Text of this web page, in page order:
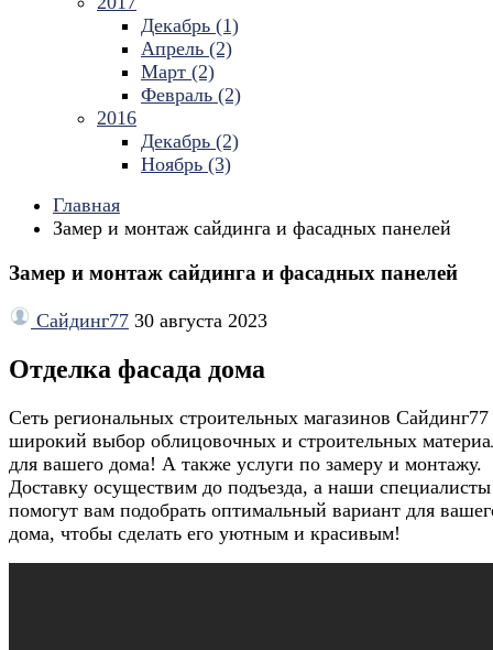
Декабрь (1)
Апрель (2)
Март (2)
Февраль (2)
2016
Декабрь (2)
Ноябрь (3)
Главная
Замер и монтаж сайдинга и фасадных панелей
Замер и монтаж сайдинга и фасадных панелей
Сайдинг77 30 августа 2023
Отделка фасада дома
Сеть региональных строительных магазинов Сайдинг77
широкий выбор облицовочных и строительных
для вашего дома! А также услуги по замеру и монтажу.
Доставку осуществим до подъезда, а наши специалисты
помогут вам подобрать оптимальный вариант для
дома, чтобы сделать его уютным и красивым!